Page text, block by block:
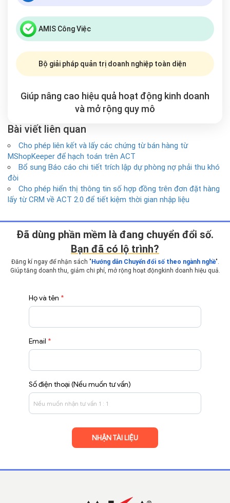
AMIS Công Việc
Bộ giải pháp quản trị doanh nghiệp toàn diện
Giúp nâng cao hiệu quả hoạt động kinh doanh
và mở rộng quy mô
Bài viết liên quan
Cho phép liên kết và lấy các chứng từ bán hàng từ
MShopKeeper để hạch toán trên ACT
Bổ sung Báo cáo chi tiết trích lập dự phòng nợ phải thu khó
đòi
Cho phép hiển thị thông tin số hợp đồng trên đơn đặt hàng
lấy từ CRM về ACT 2.0 để tiết kiệm thời gian nhập liệu
Ðã dùng phần mềm là đang chuyển đổi số.
Bạn đã có lộ trình?
Đăng kí ngay để nhận sách " Hướng dẫn Chuyển đổi số theo ngành nghề".
Giúp tăng doanh thu, giảm chi phí, mở rộng hoạt động kinh doanh hiệu quả.
Họ và tên *
Email *
Số điện thoại (Nếu muốn tư vấn)